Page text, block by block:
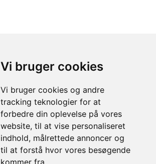
Vi bruger cookies
Vi bruger cookies og andre
tracking teknologier for at
forbedre din oplevelse på vores
website, til at vise personaliseret
indhold, målrettede annoncer og
til at forstå hvor vores besøgende
kommer fra.